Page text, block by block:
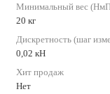
Минимальный вес
20 кг
Дискретность (шаг
0,02 кН
Хит продаж
Нет